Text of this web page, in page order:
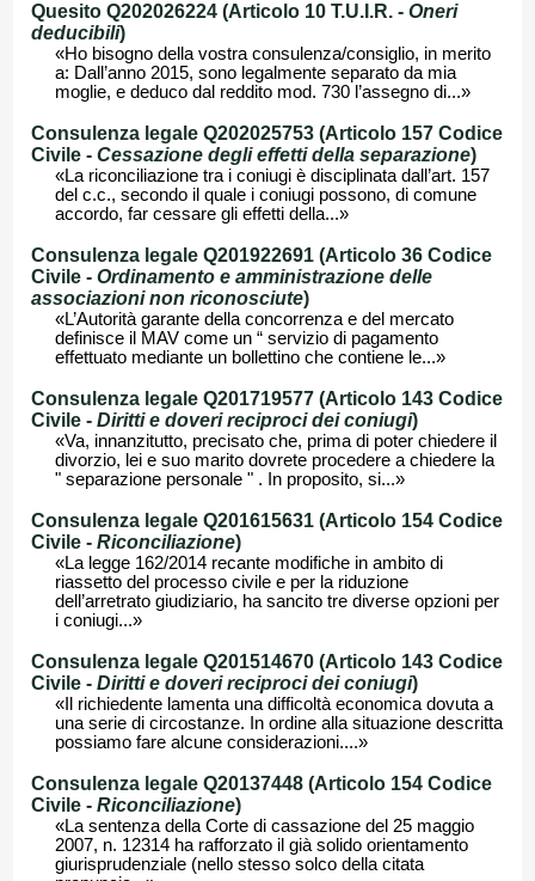
Quesito Q202026224 (Articolo 10 T.U.I.R. - Oneri
deducibili)
«Ho bisogno della vostra consulenza/consiglio, in merito
a: Dall’anno 2015, sono legalmente separato da mia
moglie, e deduco dal reddito mod. 730 l’assegno di...»
Consulenza legale Q202025753 (Articolo 157 Codice
Civile - Cessazione degli effetti della separazione)
«La riconciliazione tra i coniugi è disciplinata dall’art. 157
del c.c., secondo il quale i coniugi possono, di comune
accordo, far cessare gli effetti della...»
Consulenza legale Q201922691 (Articolo 36 Codice
Civile - Ordinamento e amministrazione delle
associazioni non riconosciute)
«L’Autorità garante della concorrenza e del mercato
definisce il MAV come un “ servizio di pagamento
effettuato mediante un bollettino che contiene le...»
Consulenza legale Q201719577 (Articolo 143 Codice
Civile - Diritti e doveri reciproci dei coniugi)
«Va, innanzitutto, precisato che, prima di poter chiedere il
divorzio, lei e suo marito dovrete procedere a chiedere la
" separazione personale " . In proposito, si...»
Consulenza legale Q201615631 (Articolo 154 Codice
Civile - Riconciliazione)
«La legge 162/2014 recante modifiche in ambito di
riassetto del processo civile e per la riduzione
dell’arretrato giudiziario, ha sancito tre diverse opzioni per
i coniugi...»
Consulenza legale Q201514670 (Articolo 143 Codice
Civile - Diritti e doveri reciproci dei coniugi)
«Il richiedente lamenta una difficoltà economica dovuta a
una serie di circostanze. In ordine alla situazione descritta
possiamo fare alcune considerazioni....»
Consulenza legale Q20137448 (Articolo 154 Codice
Civile - Riconciliazione)
«La sentenza della Corte di cassazione del 25 maggio
2007, n. 12314 ha rafforzato il già solido orientamento
giurisprudenziale (nello stesso solco della citata